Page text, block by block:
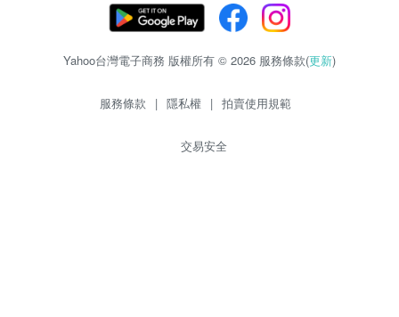
Yahoo台灣電子商務 版權所有 © 2026 服務條款(更新)
服務條款 | 隱私權 | 拍賣使用規範
交易安全